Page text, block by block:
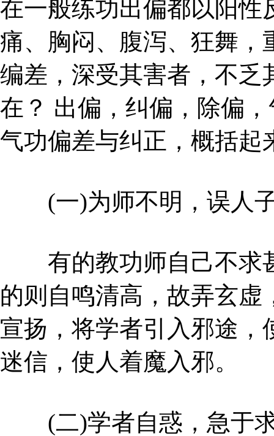
在一般练功出偏都以阳性
痛、胸闷、腹泻、狂舞，
编差，深受其害者，不乏
在？ 出偏，纠偏，除偏
气功偏差与纠正，概括起
(一)为师不明，误人
有的教功师自己不求
的则自鸣清高，故弄玄
宣扬，将学者引入邪途，
迷信，使人着魔入邪。
(二)学者自惑，急于